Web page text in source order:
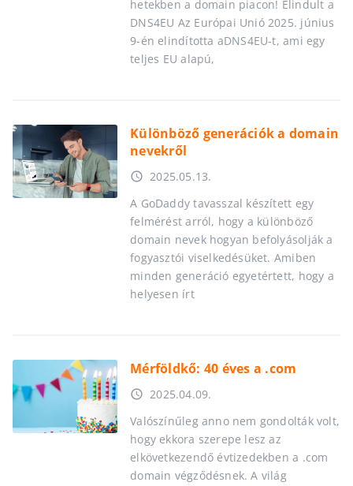
hetekben a domain piacon! Elindult a
DNS4EU Az Európai Unió 2025. június
9-én elindította aDNS4EU-t, ami egy
teljes EU alapú,
Különböző generációk a domain
nevekről
access_time 2025.05.13.
A GoDaddy tavasszal készített egy
felmérést arról, hogy a különböző
domain nevek hogyan befolyásolják a
fogyasztói viselkedésüket. Amiben
minden generáció egyetértett, hogy a
helyesen írt
Mérföldkő: 40 éves a .com
access_time 2025.04.09.
Valószínűleg anno nem gondolták volt,
hogy ekkora szerepe lesz az
elkövetkezendő évtizedekben a .com
domain végződésnek. A világ